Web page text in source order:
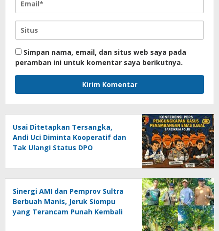
Simpan nama, email, dan situs web saya pada
peramban ini untuk komentar saya berikutnya.
Usai Ditetapkan Tersangka,
Andi Uci Diminta Kooperatif dan
Tak Ulangi Status DPO
Sinergi AMI dan Pemprov Sultra
Berbuah Manis, Jeruk Siompu
yang Terancam Punah Kembali